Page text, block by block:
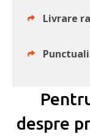
Livrare
despre